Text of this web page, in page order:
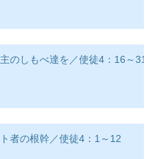
のしもべ達を／使徒4：16～31
者の根幹／使徒4：1～12